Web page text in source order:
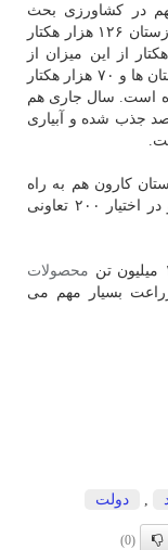
در کشاورزی بحث
آبیاری تحت فشار است، اظهار داشت: در خوزستان ۱۲۶ هزار هکتار
وجود دارد که ۵۶ هزار هکتار از این میزان از
مسیر توسعه آبیاری تحت فشار برای سایر استان ها و ۷۰ هزار هکتار
هکتاری بوده است. سال جاری هم
صددرصد جذب شده و آبیاری
کارون هم به راه
افتاده است و الان ۳۰ مزرعه آبگیری شده و در اختیار ۲۰۰ تعاونی
محصولات
بسیار مهم می
, دولت
(0)